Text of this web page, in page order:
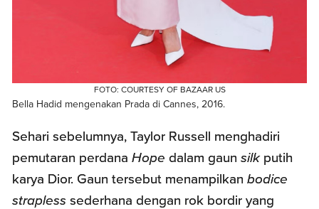
FOTO: COURTESY OF BAZAAR US
Bella Hadid mengenakan Prada di Cannes, 2016.
Sehari sebelumnya, Taylor Russell menghadiri
pemutaran perdanaHope dalam gaunsilkputih
karya Dior. Gaun tersebut menampilkanbodice
strapless sederhana dengan rok bordir yang